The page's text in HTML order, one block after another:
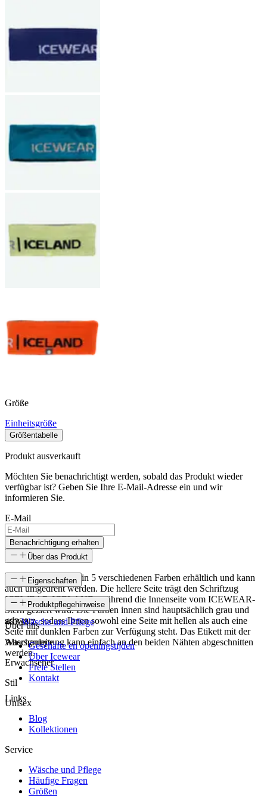
Größe
Einheitsgröße
Größentabelle
Produkt ausverkauft
Möchten Sie benachrichtigt werden, sobald das Produkt wieder
verfügbar ist? Geben Sie Ihre E-Mail-Adresse ein und wir
informieren Sie.
E-Mail
Benachrichtigung erhalten
Über das Produkt
Dieses Stirnband ist in 5 verschiedenen Farben erhältlich und kann
auch umgedreht werden. Die hellere Seite trägt den Schriftzug
ICEWEAR-ICELAND, während die Innenseite vom ICEWEAR-
Stern geziert wird. Die Farben innen sind hauptsächlich grau und
schwarz, sodass Ihnen sowohl eine Seite mit hellen als auch eine
Seite mit dunklen Farben zur Verfügung steht. Das Etikett mit der
Waschanleitung kann einfach an den beiden Nähten abgeschnitten
werden.
Eigenschaften
SKU
48338
Altersgruppe
Erwachsener
Stil
Unisex
Produktpflegehinweise
Wäsche und Pflege
Über uns
Geschäfte en openingstijden
Über Icewear
Freie Stellen
Kontakt
Links
Blog
Kollektionen
Service
Wäsche und Pflege
Häufige Fragen
Größen